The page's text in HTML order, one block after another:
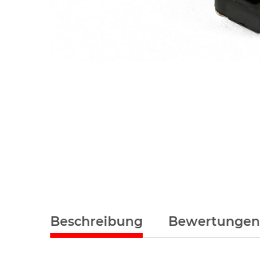
Beschreibung Bewertungen